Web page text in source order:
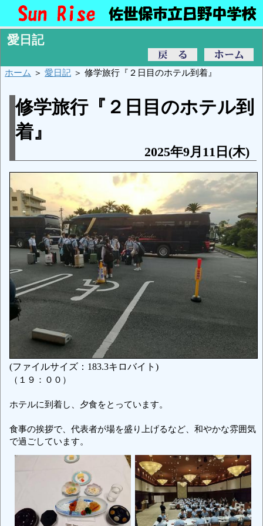
愛日記
ホーム ＞ 愛日記 ＞ 修学旅行『２日目のホテル到着』
修学旅行『２日目のホテル到
着』
2025年9月11日(木)
(ファイルサイズ：183.3キロバイト)
（１９：００）
ホテルに到着し、夕食をとっています。
食事の挨拶で、代表者が場を盛り上げるなど、和やかな雰囲気
で過ごしています。